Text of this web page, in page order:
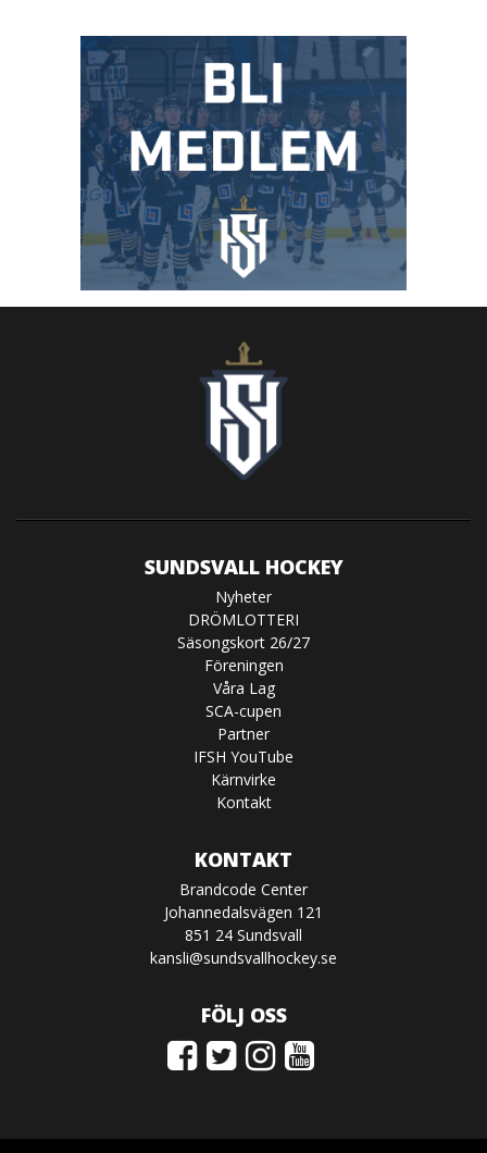
SUNDSVALL HOCKEY
Nyheter
DRÖMLOTTERI
Säsongskort 26/27
Föreningen
Våra Lag
SCA-cupen
Partner
IFSH YouTube
Kärnvirke
Kontakt
KONTAKT
Brandcode Center
Johannedalsvägen 121
851 24 Sundsvall
kansli@sundsvallhockey.se
FÖLJ OSS